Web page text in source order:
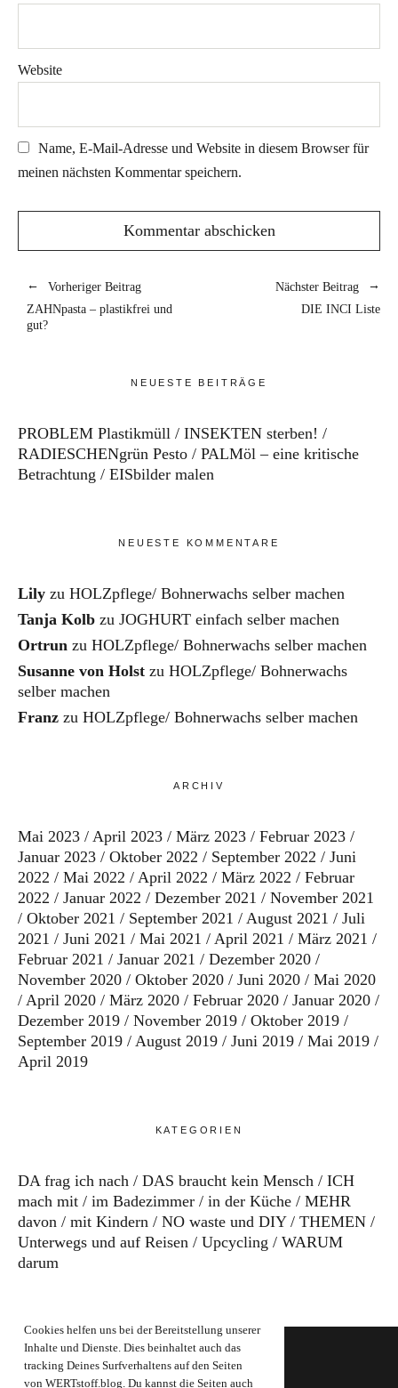
Cookies helfen uns bei der Bereitstellung unserer
Inhalte und Dienste. Dies beinhaltet auch das
tracking Deines Surfverhaltens auf den Seiten
von WERTstoff.blog. Du kannst die Seiten auch
Website
Name, E-Mail-Adresse und Website in diesem Browser für
meinen nächsten Kommentar speichern.
Vorheriger Beitrag
ZAHNpasta – plastikfrei und
gut?
Nächster Beitrag
DIE INCI Liste
NEUESTE BEITRÄGE
PROBLEM Plastikmüll
INSEKTEN sterben!
RADIESCHENgrün Pesto
PALMöl – eine kritische
Betrachtung
EISbilder malen
NEUESTE KOMMENTARE
Lily zu HOLZpflege/ Bohnerwachs selber machen
Tanja Kolb zu JOGHURT einfach selber machen
Ortrun zu HOLZpflege/ Bohnerwachs selber machen
Susanne von Holst zu HOLZpflege/ Bohnerwachs
selber machen
Franz zu HOLZpflege/ Bohnerwachs selber machen
ARCHIV
Mai 2023 April 2023 März 2023
Februar 2023
Januar 2023
Oktober 2022 September 2022
Juni
2022
Mai 2022 April 2022 März 2022
Februar
2022
Januar 2022 Dezember 2021
November 2021
Oktober 2021
September 2021 August 2021
Juli
2021
Juni 2021 Mai 2021 April 2021
März 2021
Februar 2021
Januar 2021
Dezember 2020
November 2020
Oktober 2020 Juni 2020
Mai 2020
April 2020
März 2020 Februar 2020
Januar 2020
Dezember 2019
November 2019
Oktober 2019
September 2019
August 2019 Juni 2019
Mai 2019
April 2019
KATEGORIEN
DA frag ich nach DAS braucht kein Mensch
ICH
mach mit
im Badezimmer in der Küche
MEHR
davon
mit Kindern NO waste und DIY
THEMEN
Unterwegs und auf Reisen
Upcycling
WARUM
darum
FOOTER